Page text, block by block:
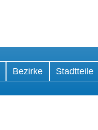
Bezirke Stadtteile